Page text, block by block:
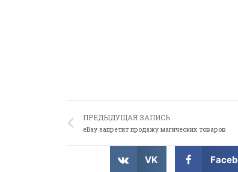
ПРЕДЫДУЩАЯ ЗАПИСЬ
eBay запретит продажу магических товаров
VK